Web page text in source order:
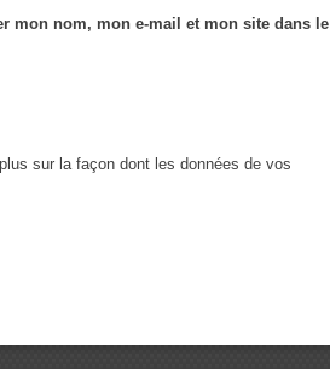
mon nom, mon e-mail et mon site dans le
sur la façon dont les données de vos